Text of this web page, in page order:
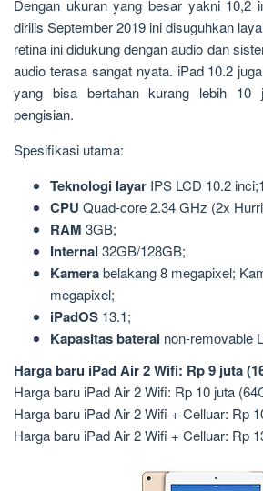
Dengan ukuran yang besar yakni 10,2
dirilis September 2019 ini disuguhkan
retina ini didukung dengan audio dan
audio terasa sangat nyata. iPad 10.2
yang bisa bertahan kurang lebih 10
pengisian.
Spesifikasi utama:
Teknologi layar IPS LCD 10.2
CPU Quad-core 2.34 GHz (2x
RAM 3GB;
Internal 32GB/128GB;
Kamerabelakang 8 megapixel;
megapixel;
iPadOS 13.1;
Kapasitas baterai non-removable
Harga baru iPad Air 2 Wifi: Rp 9 juta
Harga baru iPad Air 2 Wifi: Rp 10 juta
Harga baru iPad Air 2 Wifi + Celluar: Rp
Harga baru iPad Air 2 Wifi + Celluar: Rp